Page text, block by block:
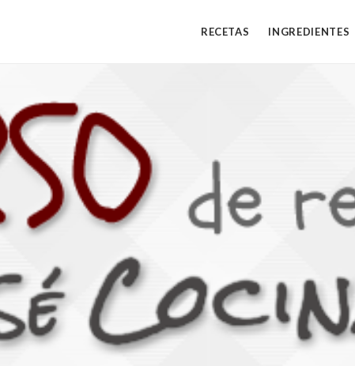
RECETAS INGREDIENTES